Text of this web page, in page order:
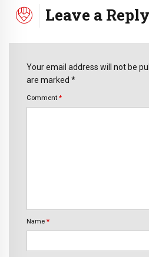
Leave a Reply
Your email address will not be
are marked *
Comment *
Name *